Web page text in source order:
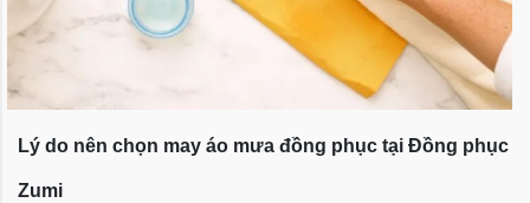
Lý do nên chọn may áo mưa đồng phục tại Đồng phục
Zumi